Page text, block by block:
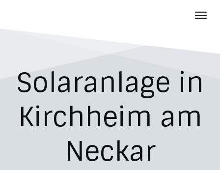
Solaranlage in
Kirchheim am
Neckar